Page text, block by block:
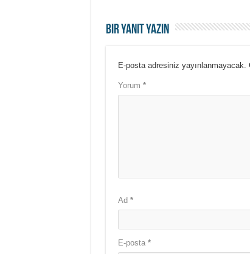
Bir yanıt yazın
E-posta adresiniz yayınlanmayacak.
Yorum *
Ad *
E-posta *